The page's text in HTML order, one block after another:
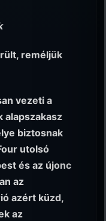
reméljük
vezeti a
alapszakasz
biztosnak
utolsó
és az újonc
az
azért küzd,
az